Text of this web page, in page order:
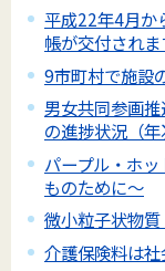
平成22年4月か
帳が交付されま
9市町村で施設
男女共同参画推
の進捗状況（年
パープル・ホ
ものために～
微小粒子状物
介護保険料は